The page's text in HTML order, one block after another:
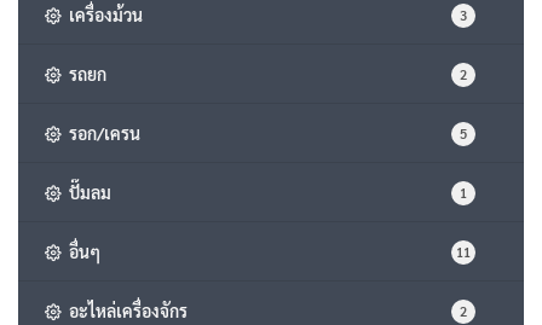
เครื่องม้วน 3
รถยก 2
รอก/เครน 5
ปั๊มลม 1
อื่นๆ 11
อะไหล่เครื่องจักร 2